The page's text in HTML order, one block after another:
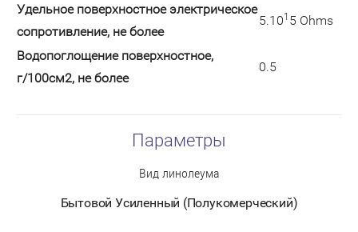
Удельное поверхностное электрическое
cопротивление, не более
5.101 5 Ohms
Водопоглощение поверхностное,
г/100см2, не более
0.5
Параметры
Вид линолеума
Бытовой Усиленный (Полукомерческий)